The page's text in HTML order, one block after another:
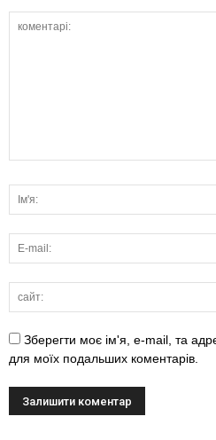
Зберегти моє ім'я, e-mail, та
для моїх подальших коментарів.